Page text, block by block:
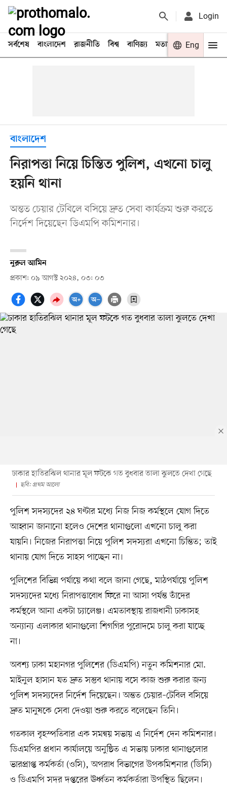
Login
সর্বশেষ বাংলাদেশ রাজনীতি বিশ্ব বাণিজ্য মতামত খেলা
Eng
বাংলাদেশ
নিরাপত্তা নিয়ে চিন্তিত পুলিশ, এখনো চালু
হয়নি থানা
অন্তত চেয়ার টেবিলে বসিয়ে দ্রুত সেবা কার্যক্রম শুরু করতে
নির্দেশ দিয়েছেন ডিএমপি কমিশনার।
নুরুল আমিন
প্রকাশ: ০৯ আগস্ট ২০২৪, ০৩: ০৩
ঢাকার হাতিরঝিল থানার মূল ফটকে গত বুধবার তালা ঝুলতে দেখা গেছে
ছবি: প্রথম আলো
পুলিশ সদস্যদের ২৪ ঘণ্টার মধ্যে নিজ নিজ কর্মস্থলে যোগ দিতে
আহ্বান জানানো হলেও দেশের থানাগুলো এখনো চালু করা
যায়নি। নিজের নিরাপত্তা নিয়ে পুলিশ সদস্যরা এখনো চিন্তিত; তাই
থানায় যোগ দিতে সাহস পাচ্ছেন না।
পুলিশের বিভিন্ন পর্যায়ে কথা বলে জানা গেছে, মাঠপর্যায়ে পুলিশ
সদস্যদের মধ্যে নিরাপত্তাবোধ ফিরে না আসা পর্যন্ত তাঁদের
কর্মস্থলে আনা একটা চ্যালেঞ্জ। এমতাবস্থায় রাজধানী ঢাকাসহ
অন্যান্য এলাকার থানাগুলো শিগগির পুরোদমে চালু করা যাচ্ছে
না।
অবশ্য ঢাকা মহানগর পুলিশের (ডিএমপি) নতুন কমিশনার মো.
মাইনুল হাসান যত দ্রুত সম্ভব থানায় বসে কাজ শুরু করার জন্য
পুলিশ সদস্যদের নির্দেশ দিয়েছেন। অন্তত চেয়ার–টেবিল বসিয়ে
দ্রুত মানুষকে সেবা দেওয়া শুরু করতে বলেছেন তিনি।
গতকাল বৃহস্পতিবার এক সমন্বয় সভায় এ নির্দেশ দেন কমিশনার।
ডিএমপির প্রধান কার্যালয়ে অনুষ্ঠিত এ সভায় ঢাকার থানাগুলোর
ভারপ্রাপ্ত কর্মকর্তা (ওসি), অপরাধ বিভাগের উপকমিশনার (ডিসি)
ও ডিএমপি সদর দপ্তরের ঊর্ধ্বতন কর্মকর্তারা উপস্থিত ছিলেন।